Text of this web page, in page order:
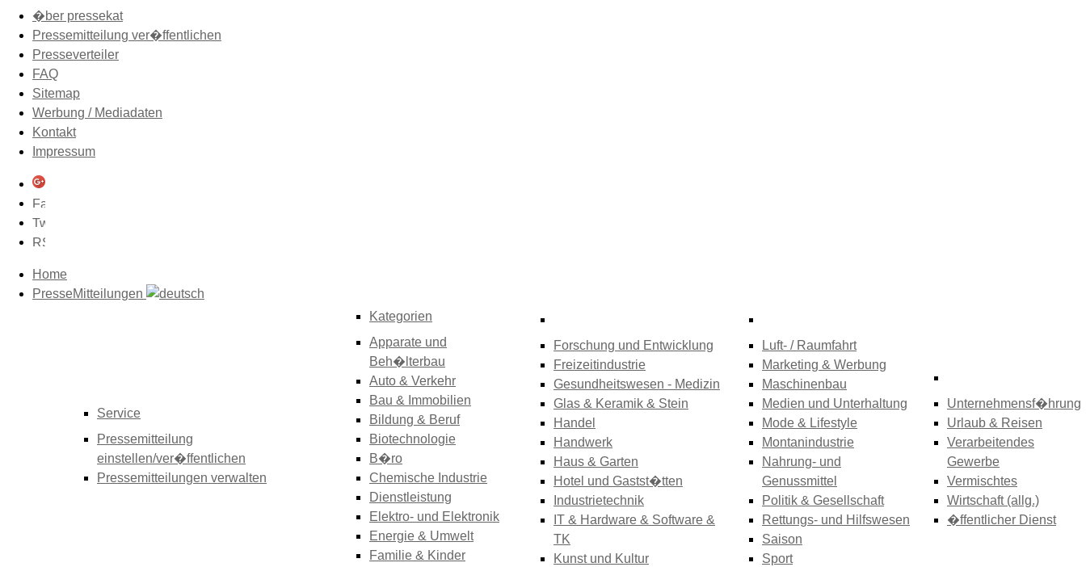
�ber pressekat
Pressemitteilung ver�ffentlichen
Presseverteiler
FAQ
Sitemap
Werbung / Mediadaten
Kontakt
Impressum
Home
PresseMitteilungen
Service
Pressemitteilung
einstellen/ver�ffentlichen
Pressemitteilungen verwalten
Kategorien
Apparate und
Beh�lterbau
Auto & Verkehr
Bau & Immobilien
Bildung & Beruf
Biotechnologie
B�ro
Chemische Industrie
Dienstleistung
Elektro- und Elektronik
Energie & Umwelt
Familie & Kinder
Forschung und Entwicklung
Freizeitindustrie
Gesundheitswesen - Medizin
Glas & Keramik & Stein
Handel
Handwerk
Haus & Garten
Hotel und Gastst�tten
Industrietechnik
IT & Hardware & Software &
TK
Kunst und Kultur
Luft- / Raumfahrt
Marketing & Werbung
Maschinenbau
Medien und Unterhaltung
Mode & Lifestyle
Montanindustrie
Nahrung- und
Genussmittel
Politik & Gesellschaft
Rettungs- und Hilfswesen
Saison
Sport
Unternehmensf�hrung
Urlaub & Reisen
Verarbeitendes
Gewerbe
Vermischtes
Wirtschaft (allg.)
�ffentlicher Dienst